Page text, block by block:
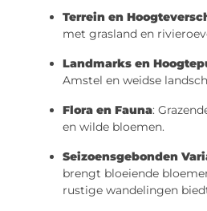
Terrein en
met grasland en
Landmarks en
Amstel en weidse
Flora en Fauna:
en wilde bloemen.
Seizoensgebonden
brengt bloeiende
rustige wandelingen